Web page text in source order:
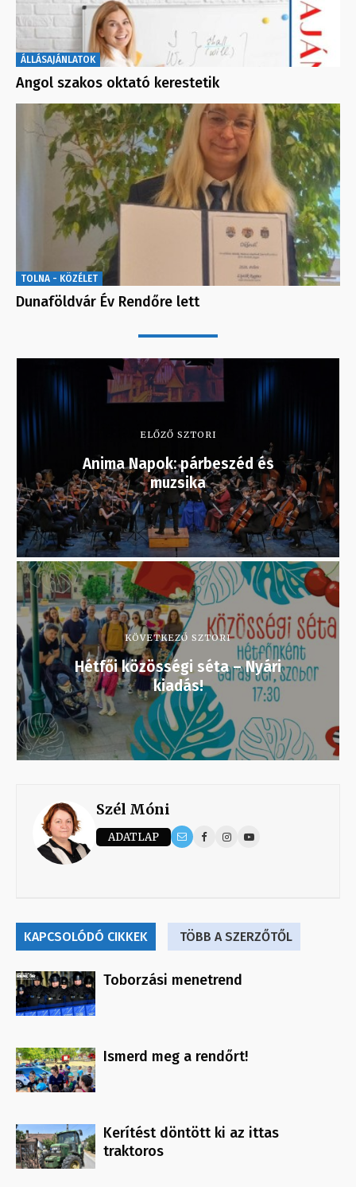
ÁLLÁSAJÁNLATOK
Angol szakos oktató kerestetik
TOLNA - KÖZÉLET
Dunaföldvár Év Rendőre lett
ELŐZŐ SZTORI
Anima Napok: párbeszéd és
muzsika
KÖVETKEZŐ SZTORI
Hétfői közösségi séta – Nyári
kiadás!
Szél Móni
ADATLAP
KAPCSOLÓDÓ CIKKEK TÖBB A SZERZŐTŐL
Toborzási menetrend
Ismerd meg a rendőrt!
Kerítést döntött ki az ittas
traktoros